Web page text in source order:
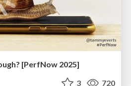
[PerfNow 2025]
3 720